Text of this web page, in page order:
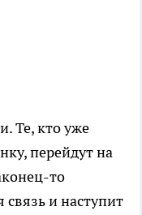
Те, кто уже
перейдут на
то
и наступит